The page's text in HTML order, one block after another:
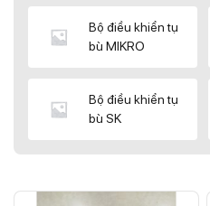
Bộ điều khiển tụ
bù MIKRO
Bộ điều khiển tụ
bù SK